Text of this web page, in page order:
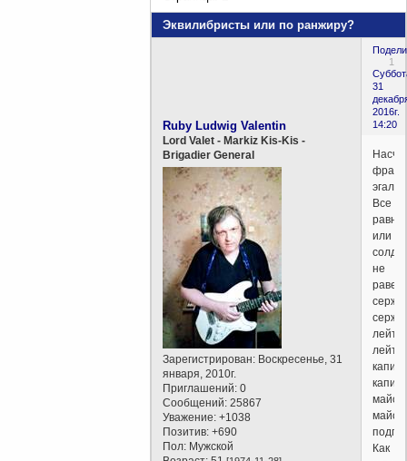
Эквилибристы или по ранжиру?
1
31
2016г.
14:20
Ruby Ludwig Valentin
Lord Valet - Markiz Kis-Kis -
Brigadier General
Зарегистрирован: Воскресенье, 31
января, 2010г.
Приглашений: 0
Сообщений: 25867
Уважение: +1038
Позитив: +690
Пол: Мужской
Все
равны
или
не
равен
майор
Как